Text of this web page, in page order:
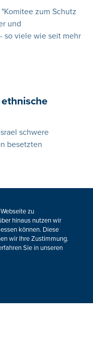
zum Schutz
und
so viele wie seit mehr
schwere
besetzten
zu
hinaus nutzen wir
können. Diese
wir Ihre Zustimmung.
Sie in unseren